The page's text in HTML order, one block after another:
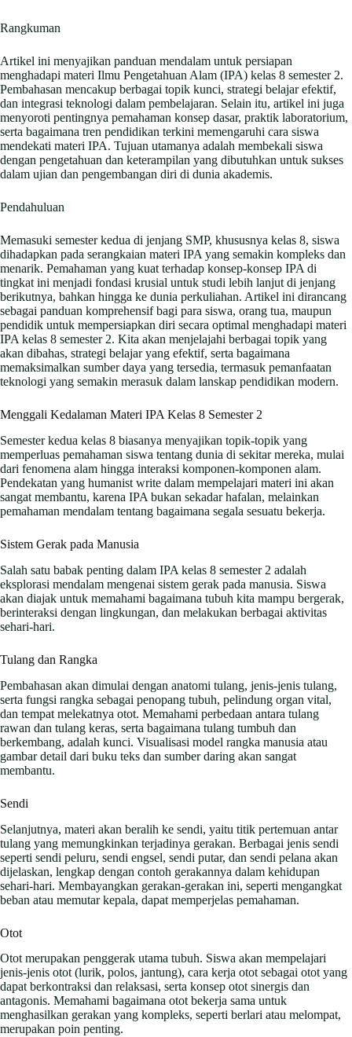
Rangkuman
Artikel ini menyajikan panduan mendalam untuk persiapan
menghadapi materi Ilmu Pengetahuan Alam (IPA) kelas 8 semester 2.
Pembahasan mencakup berbagai topik kunci, strategi belajar efektif,
dan integrasi teknologi dalam pembelajaran. Selain itu, artikel ini juga
menyoroti pentingnya pemahaman konsep dasar, praktik laboratorium,
serta bagaimana tren pendidikan terkini memengaruhi cara siswa
mendekati materi IPA. Tujuan utamanya adalah membekali siswa
dengan pengetahuan dan keterampilan yang dibutuhkan untuk sukses
dalam ujian dan pengembangan diri di dunia akademis.
Pendahuluan
Memasuki semester kedua di jenjang SMP, khususnya kelas 8, siswa
dihadapkan pada serangkaian materi IPA yang semakin kompleks dan
menarik. Pemahaman yang kuat terhadap konsep-konsep IPA di
tingkat ini menjadi fondasi krusial untuk studi lebih lanjut di jenjang
berikutnya, bahkan hingga ke dunia perkuliahan. Artikel ini dirancang
sebagai panduan komprehensif bagi para siswa, orang tua, maupun
pendidik untuk mempersiapkan diri secara optimal menghadapi materi
IPA kelas 8 semester 2. Kita akan menjelajahi berbagai topik yang
akan dibahas, strategi belajar yang efektif, serta bagaimana
memaksimalkan sumber daya yang tersedia, termasuk pemanfaatan
teknologi yang semakin merasuk dalam lanskap pendidikan modern.
Menggali Kedalaman Materi IPA Kelas 8 Semester 2
Semester kedua kelas 8 biasanya menyajikan topik-topik yang
memperluas pemahaman siswa tentang dunia di sekitar mereka, mulai
dari fenomena alam hingga interaksi komponen-komponen alam.
Pendekatan yang humanist write dalam mempelajari materi ini akan
sangat membantu, karena IPA bukan sekadar hafalan, melainkan
pemahaman mendalam tentang bagaimana segala sesuatu bekerja.
Sistem Gerak pada Manusia
Salah satu babak penting dalam IPA kelas 8 semester 2 adalah
eksplorasi mendalam mengenai sistem gerak pada manusia. Siswa
akan diajak untuk memahami bagaimana tubuh kita mampu bergerak,
berinteraksi dengan lingkungan, dan melakukan berbagai aktivitas
sehari-hari.
Tulang dan Rangka
Pembahasan akan dimulai dengan anatomi tulang, jenis-jenis tulang,
serta fungsi rangka sebagai penopang tubuh, pelindung organ vital,
dan tempat melekatnya otot. Memahami perbedaan antara tulang
rawan dan tulang keras, serta bagaimana tulang tumbuh dan
berkembang, adalah kunci. Visualisasi model rangka manusia atau
gambar detail dari buku teks dan sumber daring akan sangat
membantu.
Sendi
Selanjutnya, materi akan beralih ke sendi, yaitu titik pertemuan antar
tulang yang memungkinkan terjadinya gerakan. Berbagai jenis sendi
seperti sendi peluru, sendi engsel, sendi putar, dan sendi pelana akan
dijelaskan, lengkap dengan contoh gerakannya dalam kehidupan
sehari-hari. Membayangkan gerakan-gerakan ini, seperti mengangkat
beban atau memutar kepala, dapat memperjelas pemahaman.
Otot
Otot merupakan penggerak utama tubuh. Siswa akan mempelajari
jenis-jenis otot (lurik, polos, jantung), cara kerja otot sebagai otot yang
dapat berkontraksi dan relaksasi, serta konsep otot sinergis dan
antagonis. Memahami bagaimana otot bekerja sama untuk
menghasilkan gerakan yang kompleks, seperti berlari atau melompat,
merupakan poin penting.